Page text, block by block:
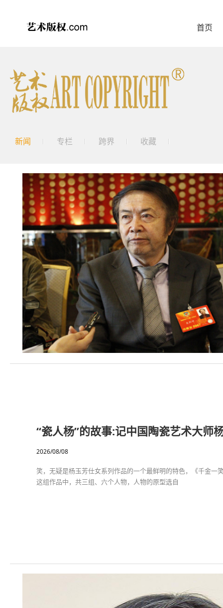
首页
新闻 专栏 跨界 收藏
“瓷人杨”的故事:记中国陶瓷艺术大师
2026/08/08
笑，无疑是杨玉芳仕女系列作品的一个最鲜明的特色，《千金一
这组作品中，共三组、六个人物，人物的原型选自